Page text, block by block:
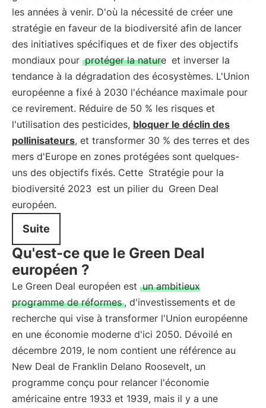
les années à venir. D'où la nécessité de créer une
stratégie en faveur de la biodiversité afin de lancer
des initiatives spécifiques et de fixer des objectifs
mondiaux pour protéger la nature et inverser la
tendance à la dégradation des écosystèmes. L'Union
européenne a fixé à 2030 l'échéance maximale pour
ce revirement. Réduire de 50 % les risques et
l'utilisation des pesticides, bloquer le déclin des
pollinisateurs, et transformer 30 % des terres et des
mers d'Europe en zones protégées sont quelques-
uns des objectifs fixés. Cette Stratégie pour la
biodiversité 2023 est un pilier du Green Deal
européen.
Suite
Qu'est-ce que le Green Deal
européen ?
Le Green Deal européen est un ambitieux
programme de réformes , d'investissements et de
recherche qui vise à transformer l'Union européenne
en une économie moderne d'ici 2050. Dévoilé en
décembre 2019, le nom contient une référence au
New Deal de Franklin Delano Roosevelt, un
programme conçu pour relancer l'économie
américaine entre 1933 et 1939, mais il y a une